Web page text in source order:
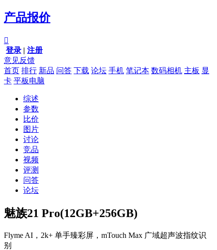
产品报价

登录 | 注册
意见反馈
首页 排行 新品 问答 下载 论坛 手机 笔记本 数码相机 主板 显
卡 平板电脑
综述
参数
比价
图片
讨论
竞品
视频
评测
问答
论坛
魅族21 Pro(12GB+256GB)
Flyme AI，2k+ 单手臻彩屏，mTouch Max 广域超声波指纹识
别